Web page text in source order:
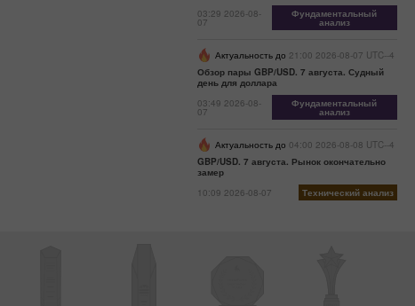
03:29 2026-08-
07
Фундаментальный
анализ
Актуальность до 21:00 2026-08-07 UTC--4
Обзор пары GBP/USD. 7 августа. Судный
день для доллара
03:49 2026-08-
07
Фундаментальный
анализ
Актуальность до 04:00 2026-08-08 UTC--4
GBP/USD. 7 августа. Рынок окончательно
замер
10:09 2026-08-07
Технический анализ